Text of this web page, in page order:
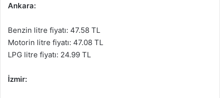
Ankara:
Benzin litre fiyatı: 47.58 TL
Motorin litre fiyatı: 47.08 TL
LPG litre fiyatı: 24.99 TL
İzmir: